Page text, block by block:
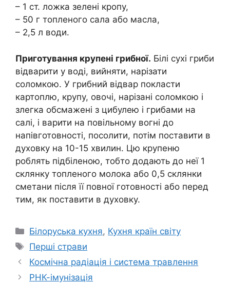
– 1 ст. ложка зелені кропу,
– 50 г топленого сала або масла,
– 2,5 л води.
Приготування крупені грибної. Білі сухі гриби
відварити у воді, вийняти, нарізати
соломкою. У грибний відвар покласти
картоплю, крупу, овочі, нарізані соломкою і
злегка обсмажені з цибулею і грибами на
салі, і варити на повільному вогні до
напівготовності, посолити, потім поставити в
духовку на 10-15 хвилин. Цю крупеню
роблять підбіленою, тобто додають до неї 1
склянку топленого молока або 0,5 склянки
сметани після її повної готовності або перед
тим, як поставити в духовку.
Категорії
Білоруська кухня, Кухня країн світу
Позначки
Перші страви
Космічна радіація і система травлення
РНК-імунізація